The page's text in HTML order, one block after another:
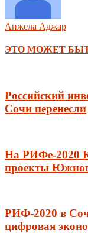
Анжела Аджар
ЭТО МОЖЕТ
Российский
Сочи перенесли
На РИФе-2020
проекты
РИФ-2020 в
цифровая